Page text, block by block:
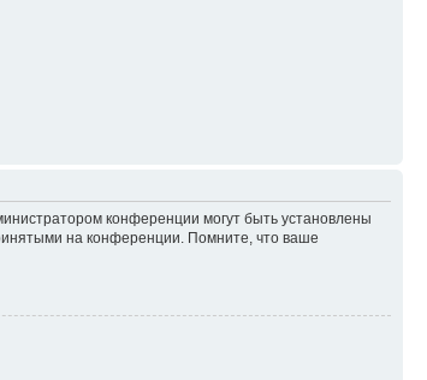
конференции могут быть установлены
на конференции. Помните, что ваше